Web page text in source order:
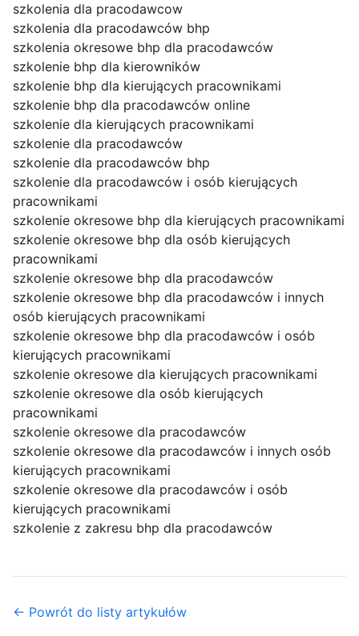
szkolenia dla pracodawcow
szkolenia dla pracodawców bhp
szkolenia okresowe bhp dla pracodawców
szkolenie bhp dla kierowników
szkolenie bhp dla kierujących pracownikami
szkolenie bhp dla pracodawców online
szkolenie dla kierujących pracownikami
szkolenie dla pracodawców
szkolenie dla pracodawców bhp
szkolenie dla pracodawców i osób kierujących
pracownikami
szkolenie okresowe bhp dla kierujących pracownikami
szkolenie okresowe bhp dla osób kierujących
pracownikami
szkolenie okresowe bhp dla pracodawców
szkolenie okresowe bhp dla pracodawców i innych
osób kierujących pracownikami
szkolenie okresowe bhp dla pracodawców i osób
kierujących pracownikami
szkolenie okresowe dla kierujących pracownikami
szkolenie okresowe dla osób kierujących
pracownikami
szkolenie okresowe dla pracodawców
szkolenie okresowe dla pracodawców i innych osób
kierujących pracownikami
szkolenie okresowe dla pracodawców i osób
kierujących pracownikami
szkolenie z zakresu bhp dla pracodawców
← Powrót do listy artykułów